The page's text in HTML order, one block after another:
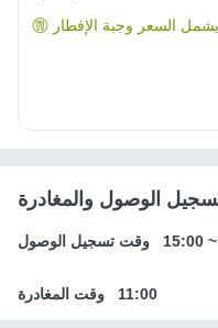
يشمل السعر وجبة الإفطار
الوصول والمغادرة
وقت تسجيل الوصول 15:00 ~
وقت المغادرة 11:00